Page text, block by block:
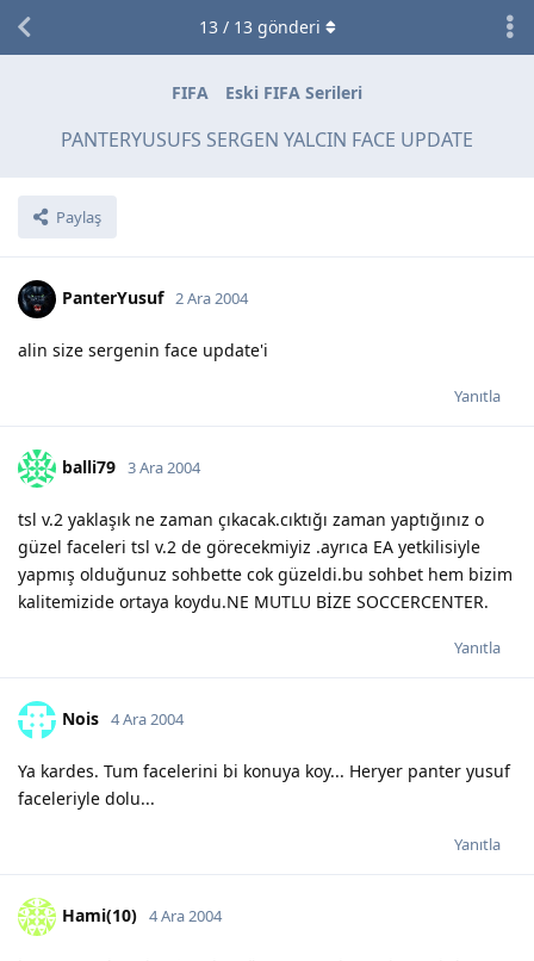
FIFA Eski FIFA Serileri
PANTERYUSUFS SERGEN YALCIN FACE UPDATE
Paylaş
13 / 13 gönderi
PanterYusuf 2 Ara 2004
alin size sergenin face update'i
Yanıtla
balli79 3 Ara 2004
tsl v.2 yaklaşık ne zaman çıkacak.cıktığı zaman yaptığınız o
güzel faceleri tsl v.2 de görecekmiyiz .ayrıca EA yetkilisiyle
yapmış olduğunuz sohbette cok güzeldi.bu sohbet hem bizim
kalitemizide ortaya koydu.NE MUTLU BİZE SOCCERCENTER.
Yanıtla
Nois 4 Ara 2004
Ya kardes. Tum facelerini bi konuya koy... Heryer panter yusuf
faceleriyle dolu...
Yanıtla
Hami(10) 4 Ara 2004